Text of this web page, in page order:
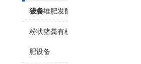
设备
猪粪堆肥发酵
粉状猪粪有机
肥设备